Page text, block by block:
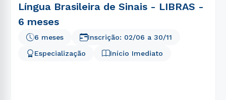
Língua Brasileira de Sinais - LIBRAS -
6 meses
Especialização Início Imediato
6 meses Inscrição: 02/06 a 30/11